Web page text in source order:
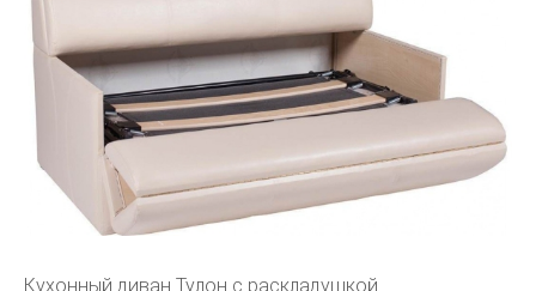
Кухонный диван Тулон с раскладушкой